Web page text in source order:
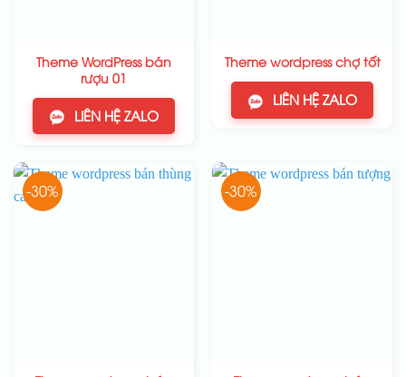
Theme WordPress bán
rượu 01
LIÊN HỆ ZALO
Theme wordpress chợ tốt
LIÊN HỆ ZALO
-30% -30%